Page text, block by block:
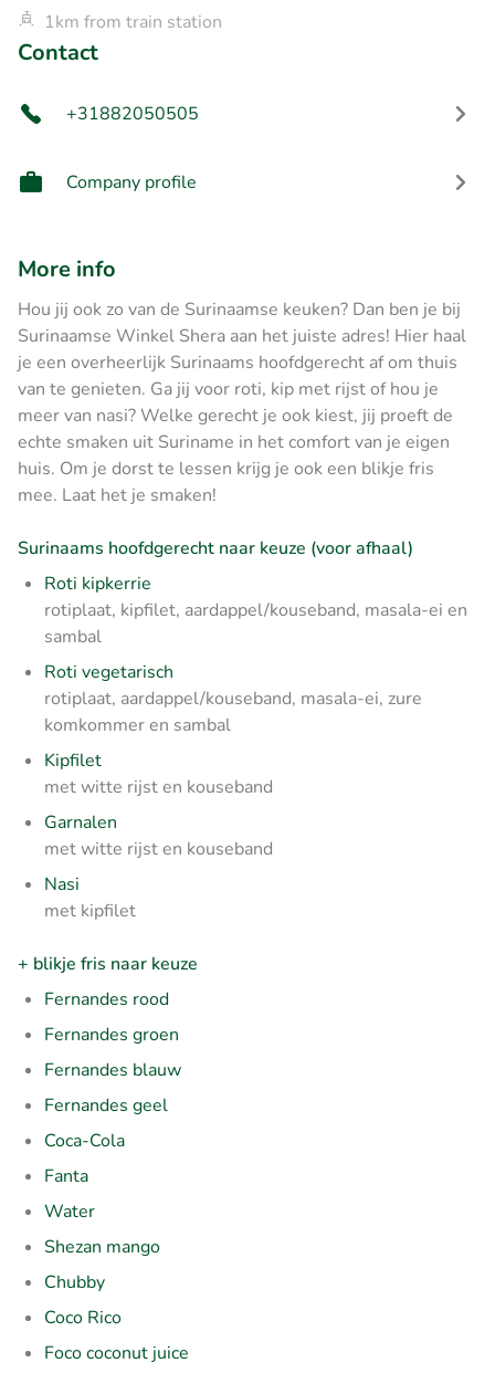
1km from train station
Contact
+31882050505
Company profile
More info
Hou jij ook zo van de Surinaamse keuken? Dan ben je bij
Surinaamse Winkel Shera aan het juiste adres! Hier haal
je een overheerlijk Surinaams hoofdgerecht af om thuis
van te genieten. Ga jij voor roti, kip met rijst of hou je
meer van nasi? Welke gerecht je ook kiest, jij proeft de
echte smaken uit Suriname in het comfort van je eigen
huis. Om je dorst te lessen krijg je ook een blikje fris
mee. Laat het je smaken!
Surinaams hoofdgerecht naar keuze (voor afhaal)
Roti kipkerrie
rotiplaat, kipfilet, aardappel/kouseband, masala-ei en
sambal
Roti vegetarisch
rotiplaat, aardappel/kouseband, masala-ei, zure
komkommer en sambal
Kipfilet
met witte rijst en kouseband
Garnalen
met witte rijst en kouseband
Nasi
met kipfilet
+ blikje fris naar keuze
Fernandes rood
Fernandes groen
Fernandes blauw
Fernandes geel
Coca-Cola
Fanta
Water
Shezan mango
Chubby
Coco Rico
Foco coconut juice